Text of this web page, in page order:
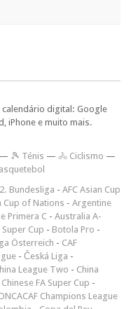
digital: Google
iPhone e muito mais.
— 🎾 Ténis — 🚴 Ciclismo —
2. Bundesliga - AFC Asian Cup
Cup of Nations - Argentine
Primera C - Australia A-
Cup - Botola Pro -
Österreich - CAF
- Česká Liga -
League Two - China
Chinese FA Super Cup -
Champions League